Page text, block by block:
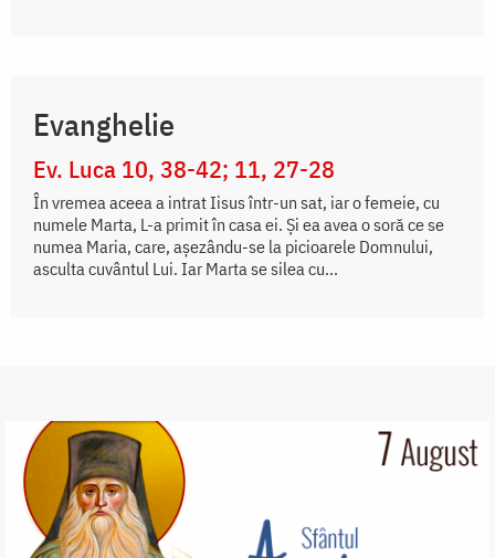
Evanghelie
Ev. Luca 10, 38-42; 11, 27-28
În vremea aceea a intrat Iisus într-un sat, iar o femeie, cu
numele Marta, L-a primit în casa ei. Și ea avea o soră ce se
numea Maria, care, așezându-se la picioarele Domnului,
asculta cuvântul Lui. Iar Marta se silea cu...